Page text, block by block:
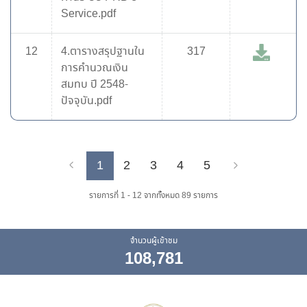
Service.pdf
12
4.ตารางสรุปฐานใน
การคำนวณเงิน
สมทบ ปี 2548-
ปัจจุบัน.pdf
317
Previous
1 2 3 4 5
รายการที่ 1 - 12 จากทั้งหมด 89 รายการ
จำนวนผู้เข้าชม
108,781